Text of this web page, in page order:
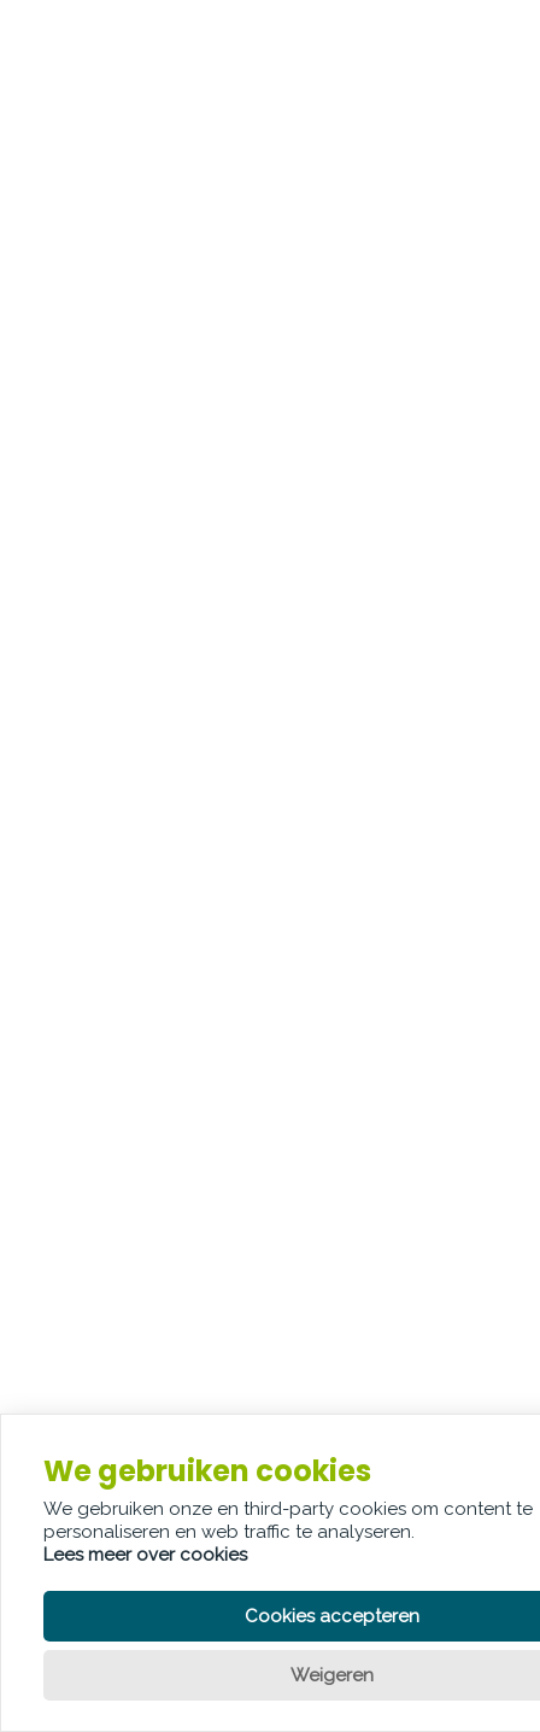
We gebruiken cookies
We gebruiken onze en third-party cookies om content te
personaliseren en web traffic te analyseren.
Lees meer over cookies
Cookies accepteren
Weigeren